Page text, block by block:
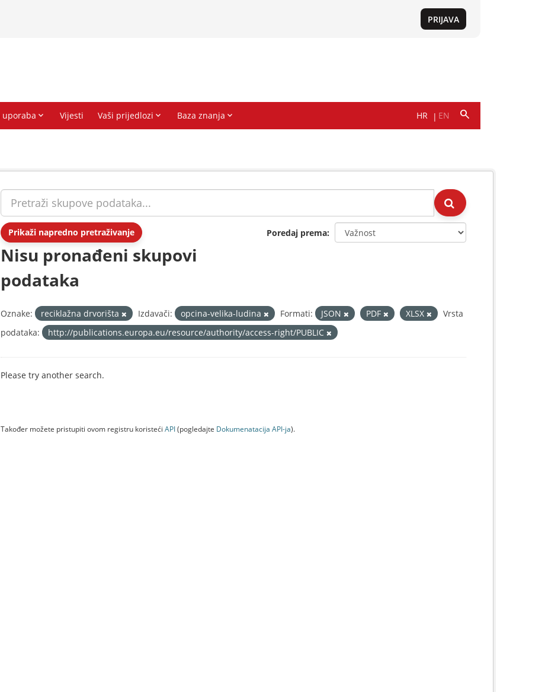
Prikaži napredno pretraživanje Poredaj prema
Nisu pronađeni skupovi
podataka
Oznake: reciklažna drvorišta Izdavači: opcina-velika-ludina Formati: JSON PDF XLSX
Vrsta
podataka:
http://publications.europa.eu/resource/authority/access-right/PUBLIC
Please try another search.
Također možete pristupiti ovom registru koristeći API(pogledajte Dokumenаtаcijа API-jа).